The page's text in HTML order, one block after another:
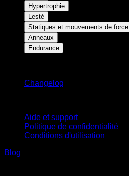
Hypertrophie
Lesté
Statiques et mouvements de force
Anneaux
Endurance
Changelog
Aide et support
Politique de confidentialité
Conditions d'utilisation
Blog